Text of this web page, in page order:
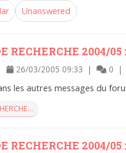
Unanswered
RECHERCHE 2004/
26/03/2005 09:33 | 0 |
les autres messages du
RECHERCHE 2004/